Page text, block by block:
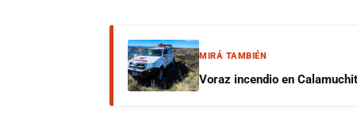
MIRÁ TAMBIÉN
Voraz incendio en